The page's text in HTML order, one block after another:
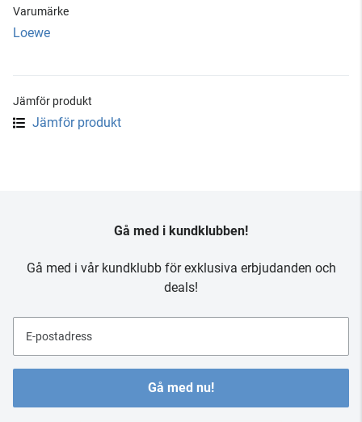
Varumärke
Loewe
Jämför produkt
Jämför produkt
Gå med i kundklubben!
Gå med i vår kundklubb för exklusiva erbjudanden och
deals!
E-postadress
Gå med nu!